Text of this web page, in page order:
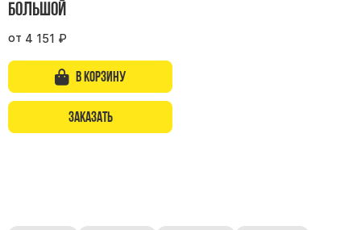
большой
от 4 151 ₽
В корзину
Заказать